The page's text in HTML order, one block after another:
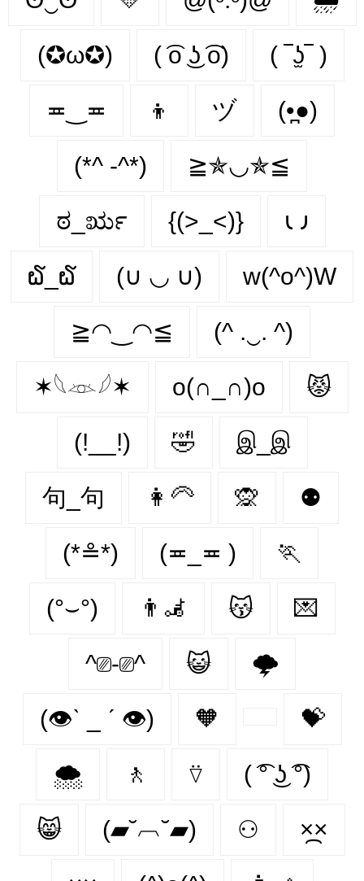
(✪ω✪) ( ͡o ͜ʖ ͡o) ( ‾ʖ̫‾ )
≖‿≖ 👦 ヅ (•̪●)
(*^ -^*) ≧✯◡✯≦
ಠ_ರೃ {(>_<)} 𐑧 𐑨
໖_໖ (∪ ◡ ∪) w(^o^)W
≧◠‿◠≦ (^ .‿. ^)
✶𓆩𓁺𓆪✶ o(∩_∩)o 😾
(!__!) 🤣 இ_இ
句_句 👩‍🦳 🙊 ⚉
(*≗*) (≖_≖ ) 🏃‍
(°⌣°) 👨‍🦼‍️ 😽 💌
^⎚-⎚^ 😺 🌩️
(👁ˋ _ ˊ 👁) 🧡 💝
🌨️ 🚶‍ ⍢ ( ͡° ͜ʖ ͡°)
😸 (▰˘︹˘▰) ⚇ ×᷼×